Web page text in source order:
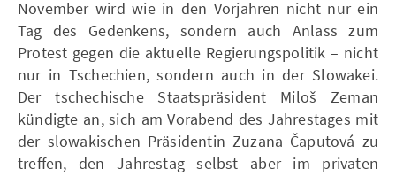
November wird wie in den Vorjahren nicht nur ein
Tag des Gedenkens, sondern auch Anlass zum
Protest gegen die aktuelle Regierungspolitik – nicht
nur in Tschechien, sondern auch in der Slowakei.
Der tschechische Staatspräsident Miloš Zeman
kündigte an, sich am Vorabend des Jahrestages mit
der slowakischen Präsidentin Zuzana Čaputová zu
treffen, den Jahrestag selbst aber im privaten